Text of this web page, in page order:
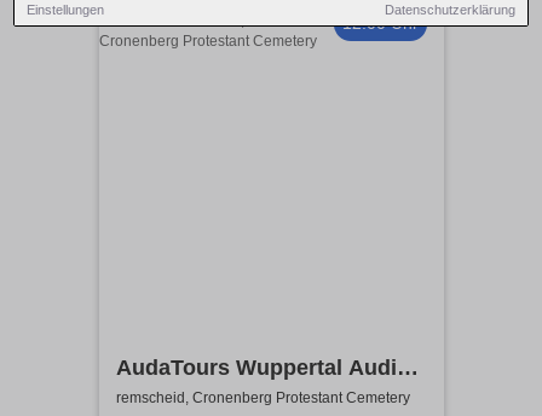
Einstellungen Datenschutzerklärung
12:00 Uhr
AudaTours Wuppertal Audio-
Tour: Cronenberger
remscheid, Cronenberg Protestant Cemetery